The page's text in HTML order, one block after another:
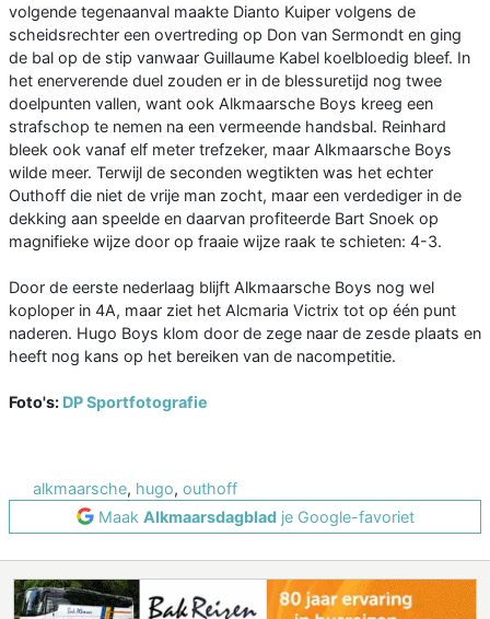
volgende tegenaanval maakte Dianto Kuiper volgens de
scheidsrechter een overtreding op Don van Sermondt en ging
de bal op de stip vanwaar Guillaume Kabel koelbloedig bleef. In
het enerverende duel zouden er in de blessuretijd nog twee
doelpunten vallen, want ook Alkmaarsche Boys kreeg een
strafschop te nemen na een vermeende handsbal. Reinhard
bleek ook vanaf elf meter trefzeker, maar Alkmaarsche Boys
wilde meer. Terwijl de seconden wegtikten was het echter
Outhoff die niet de vrije man zocht, maar een verdediger in de
dekking aan speelde en daarvan profiteerde Bart Snoek op
magnifieke wijze door op fraaie wijze raak te schieten: 4-3.
Door de eerste nederlaag blijft Alkmaarsche Boys nog wel
koploper in 4A, maar ziet het Alcmaria Victrix tot op één punt
naderen. Hugo Boys klom door de zege naar de zesde plaats en
heeft nog kans op het bereiken van de nacompetitie.
Foto's: DP Sportfotografie
alkmaarsche, hugo, outhoff
Maak Alkmaarsdagbladje Google-favoriet